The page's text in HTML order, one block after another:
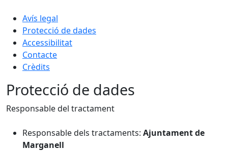
Avís legal
Protecció de dades
Accessibilitat
Contacte
Crèdits
Protecció de dades
Responsable del tractament
Responsable dels tractaments: Ajuntament de
Marganell